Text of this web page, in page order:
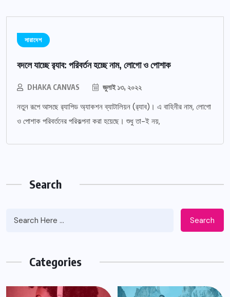
সারাদেশ
বদলে যাচ্ছে র‌্যাব: পরিবর্তন হচ্ছে নাম, লোগো ও পোশাক
DHAKA CANVAS জুলাই ১৩, ২০২২
নতুন রূপে আসছে র‌্যাপিড অ্যাকশন ব্যাটালিয়ন (র‌্যাব)। এ বাহিনীর নাম, লোগো
ও পোশাক পরিবর্তনের পরিকল্পনা করা হয়েছে। শুধু তা-ই নয়,
Search
Search
Categories